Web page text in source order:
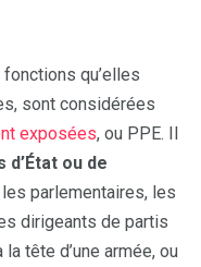
qu’elles
sont considérées
exposées, ou PPE. Il
ou de
parlementaires, les
dirigeants de partis
tête d’une armée, ou